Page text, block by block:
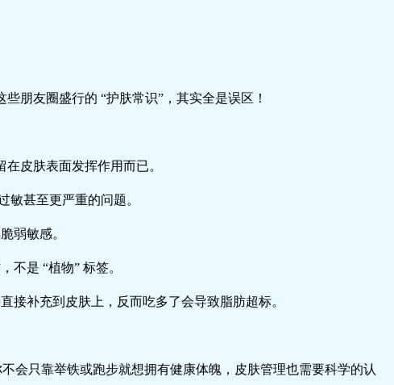
朋友圈盛行的 “护肤常识”，其实全是误区！
皮肤表面发挥作用而已。
甚至更严重的问题。
弱敏感。
是 “植物” 标签。
接补充到皮肤上，反而吃多了会导致脂肪超标。
会只靠举铁或跑步就想拥有健康体魄，皮肤管理也需要科学的认